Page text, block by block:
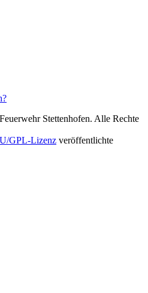
Stettenhofen. Alle Rechte
GPL-Lizenz veröffentlichte